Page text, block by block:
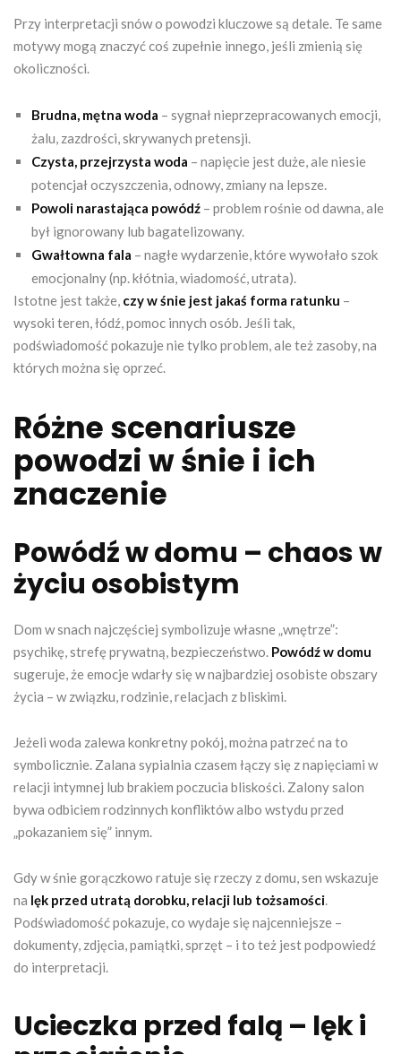
Przy interpretacji snów o powodzi kluczowe są detale. Te same
motywy mogą znaczyć coś zupełnie innego, jeśli zmienią się
okoliczności.
Brudna, mętna woda – sygnał nieprzepracowanych emocji,
żalu, zazdrości, skrywanych pretensji.
Czysta, przejrzysta woda – napięcie jest duże, ale niesie
potencjał oczyszczenia, odnowy, zmiany na lepsze.
Powoli narastająca powódź – problem rośnie od dawna, ale
był ignorowany lub bagatelizowany.
Gwałtowna fala – nagłe wydarzenie, które wywołało szok
emocjonalny (np. kłótnia, wiadomość, utrata).
Istotne jest także, czy w śnie jest jakaś forma ratunku –
wysoki teren, łódź, pomoc innych osób. Jeśli tak,
podświadomość pokazuje nie tylko problem, ale też zasoby, na
których można się oprzeć.
Różne scenariusze
powodzi w śnie i ich
znaczenie
Powódź w domu – chaos w
życiu osobistym
Dom w snach najczęściej symbolizuje własne „wnętrze”:
psychikę, strefę prywatną, bezpieczeństwo. Powódź w domu
sugeruje, że emocje wdarły się w najbardziej osobiste obszary
życia – w związku, rodzinie, relacjach z bliskimi.
Jeżeli woda zalewa konkretny pokój, można patrzeć na to
symbolicznie. Zalana sypialnia czasem łączy się z napięciami w
relacji intymnej lub brakiem poczucia bliskości. Zalony salon
bywa odbiciem rodzinnych konfliktów albo wstydu przed
„pokazaniem się” innym.
Gdy w śnie gorączkowo ratuje się rzeczy z domu, sen wskazuje
na lęk przed utratą dorobku, relacji lub tożsamości
Podświadomość pokazuje, co wydaje się najcenniejsze –
dokumenty, zdjęcia, pamiątki, sprzęt – i to też jest podpowiedź
do interpretacji.
Ucieczka przed falą – lęk i